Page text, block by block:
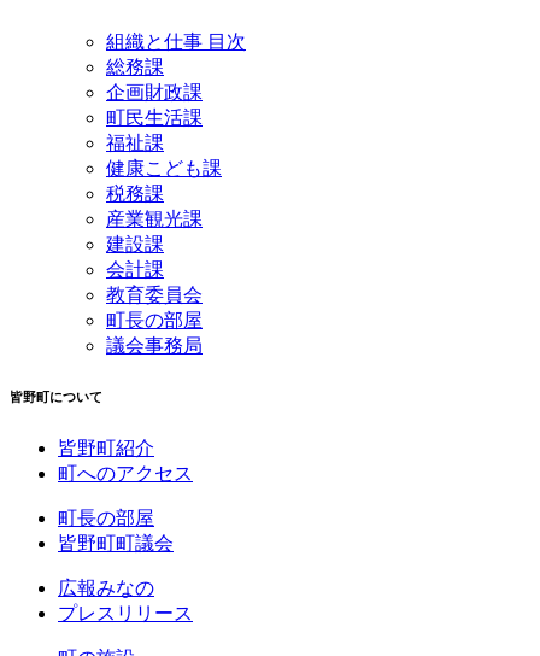
組織と仕事 目次
総務課
企画財政課
町民生活課
福祉課
健康こども課
税務課
産業観光課
建設課
会計課
教育委員会
町長の部屋
議会事務局
皆野町について
皆野町紹介
町へのアクセス
町長の部屋
皆野町町議会
広報みなの
プレスリリース